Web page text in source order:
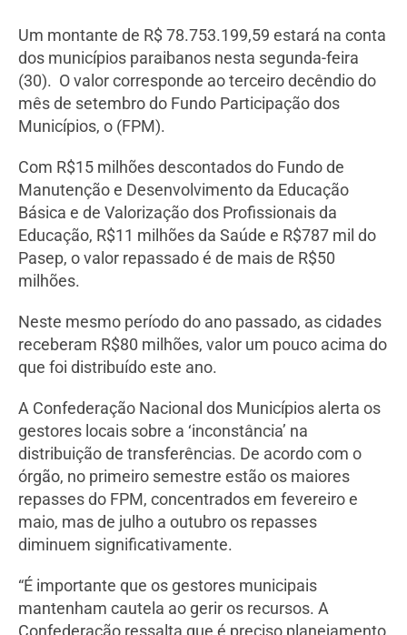
Um montante de R$ 78.753.199,59 estará na conta
dos municípios paraibanos nesta segunda-feira
(30). O valor corresponde ao terceiro decêndio do
mês de setembro do Fundo Participação dos
Municípios, o (FPM).
Com R$15 milhões descontados do Fundo de
Manutenção e Desenvolvimento da Educação
Básica e de Valorização dos Profissionais da
Educação, R$11 milhões da Saúde e R$787 mil do
Pasep, o valor repassado é de mais de R$50
milhões.
Neste mesmo período do ano passado, as cidades
receberam R$80 milhões, valor um pouco acima do
que foi distribuído este ano.
A Confederação Nacional dos Municípios alerta os
gestores locais sobre a ‘inconstância’ na
distribuição de transferências. De acordo com o
órgão, no primeiro semestre estão os maiores
repasses do FPM, concentrados em fevereiro e
maio, mas de julho a outubro os repasses
diminuem significativamente.
“É importante que os gestores municipais
mantenham cautela ao gerir os recursos. A
Confederação ressalta que é preciso planejamento